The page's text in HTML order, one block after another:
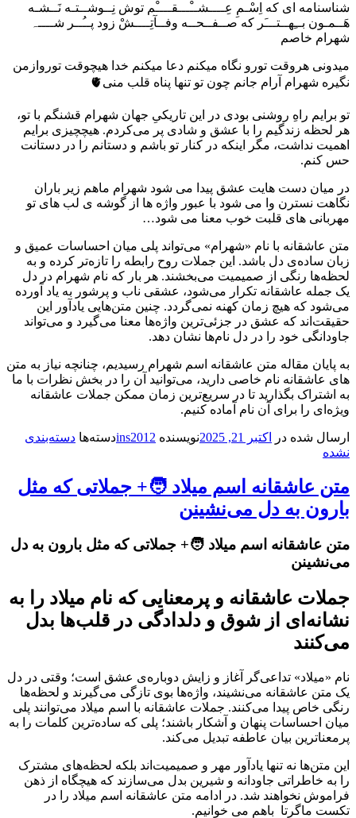
شناسنامه ای که اِسْـمِ عِــــشــْـــقــــْم توش نِــوشــتـه نَــشـه
هَــمـون بــِهــتـــَر که صــفــحــه وفــآتِــــشْ زود پــُــر شــــہ
شهرام خاصم
میدونی هروقت تورو نگاه میکنم دعا میکنم خدا هیچوقت توروازمن
نگیره شهرام آرام جانم چون تو تنها پناه قلب منی🫀
تو برایم راهِ روشنی بودی در این تاریکیِ جهان شهرام قشنگم با تو،
هر لحظه زندگیم را با عشق و شادی پر می‌کردم. هیچچیزی برایم
اهمیت نداشت، مگر اینکه در کنار تو باشم و دستانم را در دستانت
حس کنم.
در میان دست هایت عشق پیدا می شود شهرام ماهم زیر باران
نگاهت نسترن وا می شود با عبور واژه ها از گوشه ی لب های تو
مهربانی های قلبت خوب معنا می شود…
متن عاشقانه با نام «شهرام» می‌تواند پلی میان احساسات عمیق و
زبان ساده‌ی دل باشد. این جملات روح رابطه را تازه‌تر کرده و به
لحظه‌ها رنگی از صمیمیت می‌بخشند. هر بار که نام شهرام در دل
یک جمله عاشقانه تکرار می‌شود، عشقی ناب و پرشور به یاد آورده
می‌شود که هیچ زمان کهنه نمی‌گردد. چنین متن‌هایی یادآور این
حقیقت‌اند که عشق در جزئی‌ترین واژه‌ها معنا می‌گیرد و می‌تواند
جاودانگی خود را در دل نام‌ها نشان دهد.
به پایان مقاله متن عاشقانه اسم شهرام رسیدیم، چنانچه نیاز به متن
های عاشقانه نام خاصی دارید، می‌توانید آن را در بخش نظرات با ما
به اشتراک بگذارید تا در سریع‌ترین زمان ممکن جملات عاشقانه
ویژه‌ای را برای آن نام آماده کنیم.
ارسال شده در اکتبر 21, 2025 نویسنده ins2012دسته‌ها دسته‌بندی
نشده
متن عاشقانه اسم میلاد 🧑+ جملاتی که مثل
بارون به دل می‌نشینن
متن عاشقانه اسم میلاد 🧑+ جملاتی که مثل بارون به دل
می‌نشینن
جملات عاشقانه و پرمعنایی که نام میلاد را به
نشانه‌ای از شوق و دلدادگی در قلب‌ها بدل
می‌کنند
نام «میلاد» تداعی‌گر آغاز و زایش دوباره‌ی عشق است؛ وقتی در دل
یک متن عاشقانه می‌نشیند، واژه‌ها بوی تازگی می‌گیرند و لحظه‌ها
رنگی خاص پیدا می‌کنند. جملات عاشقانه با اسم میلاد می‌توانند پلی
میان احساسات پنهان و آشکار باشند؛ پلی که ساده‌ترین کلمات را به
پرمعناترین بیان عاطفه تبدیل می‌کند.
این متن‌ها نه تنها یادآور مهر و صمیمیت‌اند بلکه لحظه‌های مشترک
را به خاطراتی جاودانه و شیرین بدل می‌سازند که هیچگاه از ذهن
فراموش نخواهند شد. در ادامه متن عاشقانه اسم میلاد را در
تکست ماگرتا باهم می خوانیم.